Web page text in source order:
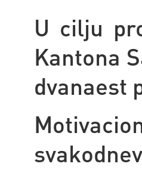
U cilju
Kantona
dvanaest